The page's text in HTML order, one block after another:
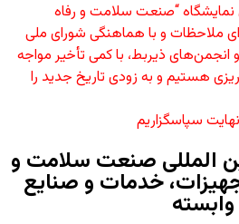
نمایشگاه “صنعت سلامت و رفاه
ای ملاحظات و با هماهنگی شورای ملی
انجمن‌های ذیربط، با کمی تأخیر مواجه
هستیم و به زودی تاریخ جدید را
سپاسگزاریم
المللی صنعت سلامت و
خدمات و صنایع
وابسته